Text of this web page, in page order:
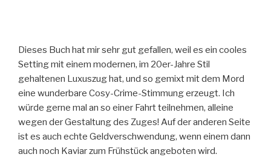
Dieses Buch hat mir sehr gut gefallen, weil es ein cooles
Setting mit einem modernen, im 20er-Jahre Stil
gehaltenen Luxuszug hat, und so gemixt mit dem Mord
eine wunderbare Cosy-Crime-Stimmung erzeugt. Ich
würde gerne mal an so einer Fahrt teilnehmen, alleine
wegen der Gestaltung des Zuges! Auf der anderen Seite
ist es auch echte Geldverschwendung, wenn einem dann
auch noch Kaviar zum Frühstück angeboten wird.